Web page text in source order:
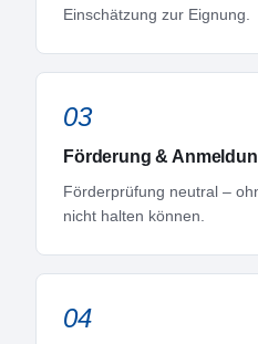
Einschätzung zur Eignung.
03
Förderung &
Förderprüfung neutral –
nicht halten können.
04